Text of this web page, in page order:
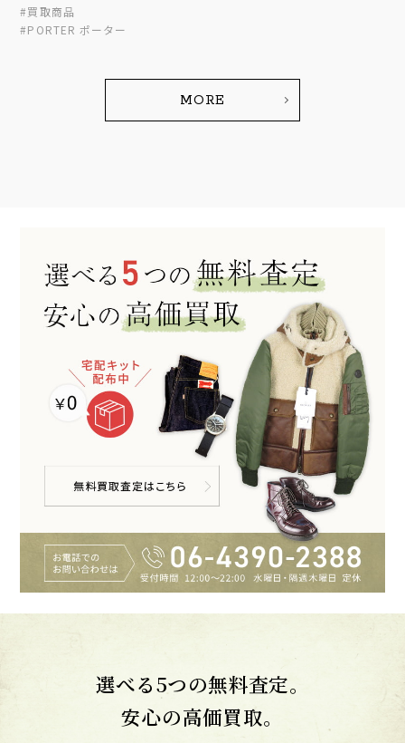
#買取商品
#PORTER ポーター
MORE
選べる5つの無料査定。
安心の高価買取。